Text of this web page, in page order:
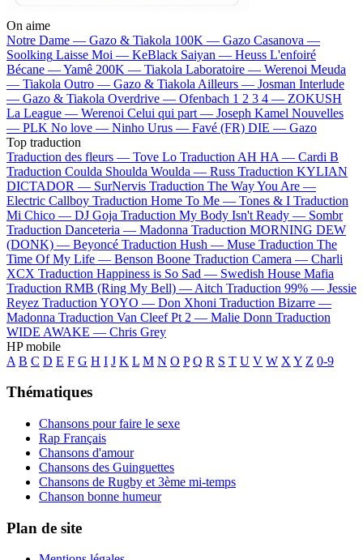
On aime
Notre Dame — Gazo & Tiakola 100K — Gazo Casanova —
Soolking Laisse Moi — KeBlack Saiyan — Heuss L'enfoiré
Bécane —Yamê 200K — Tiakola Laboratoire — Werenoi Meuda
— Tiakola Outro — Gazo & Tiakola Ailleurs — Josman Interlude
— Gazo & Tiakola Overdrive — Ofenbach 1 2 3 4 — ZOKUSH
La League — Werenoi Celui qui part — Joseph Kamel Nouvelles
— PLK No love — Ninho Urus — Favé (FR) DIE — Gazo
Top traduction
Traduction des fleurs — Tove Lo Traduction AH HA — Cardi B
Traduction Coulda Shoulda Woulda — Russ Traduction KYLIAN
DICTADOR — SurNervis Traduction The Way You Are —
Electric Callboy Traduction Home To Me — Tones & I Traduction
Mi Chico — DJ Goja Traduction My Body Isn't Ready — Sombr
Traduction Danceteria — Madonna Traduction MORNING DEW
(DONK) — Beyoncé Traduction Hush — Muse Traduction The
Time Of My Life — Benson Boone Traduction Camera — Charli
XCX Traduction Happiness is So Sad — Swedish House Mafia
Traduction RMB (Ring My Bell) — Aitch Traduction 99% — Jessie
Reyez Traduction YOYO — Don Xhoni Traduction Bizarre —
Madonna Traduction Van Cleef Pt 2 — Malie Donn Traduction
WIDE AWAKE — Chris Grey
HP mobile
A B C D E F G H I J K L M N O P Q R S T U V W X Y Z 0-9
Thématiques
Chansons pour faire le sexe
Rap Français
Chansons d'amour
Chansons des Guinguettes
Chansons de Rugby et 3ème mi-temps
Chanson bonne humeur
Plan de site